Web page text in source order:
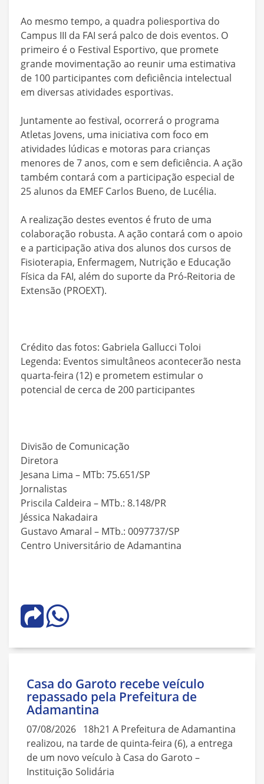
Ao mesmo tempo, a quadra poliesportiva do
Campus III da FAI será palco de dois eventos. O
primeiro é o Festival Esportivo, que promete
grande movimentação ao reunir uma estimativa
de 100 participantes com deficiência intelectual
em diversas atividades esportivas.
Juntamente ao festival, ocorrerá o programa
Atletas Jovens, uma iniciativa com foco em
atividades lúdicas e motoras para crianças
menores de 7 anos, com e sem deficiência. A ação
também contará com a participação especial de
25 alunos da EMEF Carlos Bueno, de Lucélia.
A realização destes eventos é fruto de uma
colaboração robusta. A ação contará com o apoio
e a participação ativa dos alunos dos cursos de
Fisioterapia, Enfermagem, Nutrição e Educação
Física da FAI, além do suporte da Pró-Reitoria de
Extensão (PROEXT).
Crédito das fotos: Gabriela Gallucci Toloi
Legenda: Eventos simultâneos acontecerão nesta
quarta-feira (12) e prometem estimular o
potencial de cerca de 200 participantes
Divisão de Comunicação
Diretora
Jesana Lima – MTb: 75.651/SP
Jornalistas
Priscila Caldeira – MTb.: 8.148/PR
Jéssica Nakadaira
Gustavo Amaral – MTb.: 0097737/SP
Centro Universitário de Adamantina
Casa do Garoto recebe veículo
repassado pela Prefeitura de
Adamantina
07/08/2026 18h21 A Prefeitura de Adamantina
realizou, na tarde de quinta-feira (6), a entrega
de um novo veículo à Casa do Garoto –
Instituição Solidária